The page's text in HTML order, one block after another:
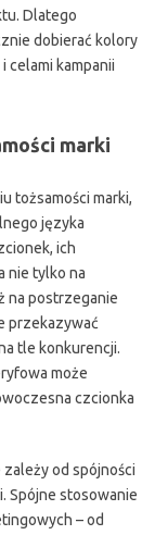
Dlatego
dobierać kolory
celami kampanii
marki
tożsamości marki,
języka
ich
nie tylko na
na postrzeganie
przekazywać
tle konkurencji.
może
czcionka
od spójności
Spójne stosowanie
– od